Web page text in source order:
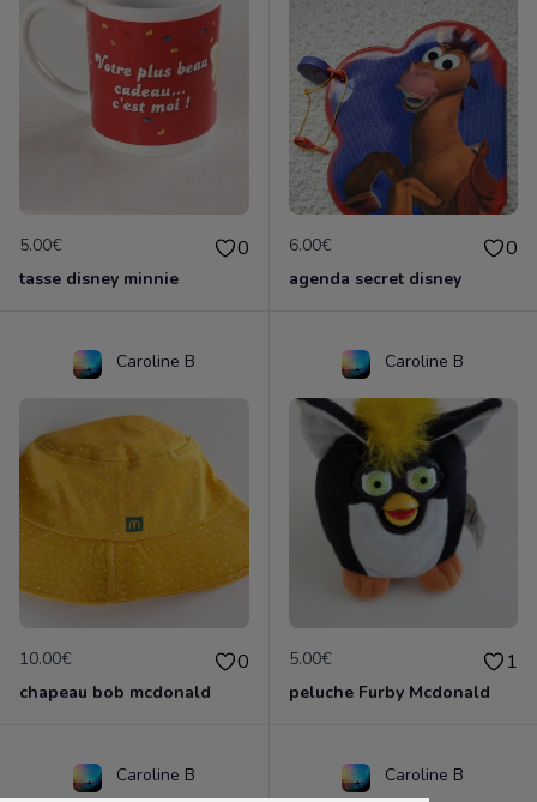
5.00€ 0
tasse disney minnie
6.00€ 0
agenda secret disney
Caroline B
10.00€ 0
chapeau bob mcdonald
Caroline B
5.00€ 1
peluche Furby Mcdonald
Caroline B Caroline B